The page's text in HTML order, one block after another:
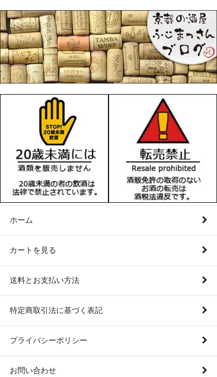
ホーム
カートを見る
送料とお支払い方法
特定商取引法に基づく表記
プライバシーポリシー
お問い合わせ